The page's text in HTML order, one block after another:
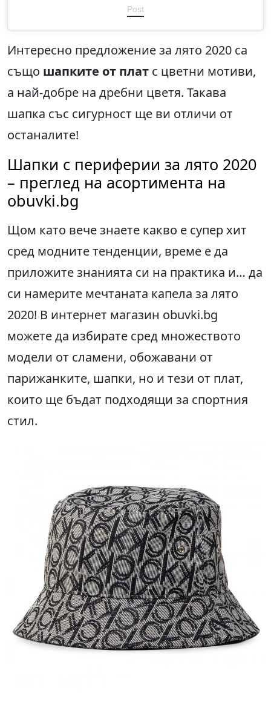
Post
Интересно предложение за лято 2020 са
също шапките от плат с цветни мотиви,
а най-добре на дребни цветя. Такава
шапка със сигурност ще ви отличи от
останалите!
Шапки с периферии за лято 2020
– преглед на асортимента на
obuvki.bg
Щом като вече знаете какво е супер хит
сред модните тенденции, време е да
приложите знанията си на практика и… да
си намерите мечтаната капела за лято
2020! В интернет магазин obuvki.bg
можете да избирате сред множеството
модели от сламени, обожавани от
парижанките, шапки, но и тези от плат,
които ще бъдат подходящи за спортния
стил.